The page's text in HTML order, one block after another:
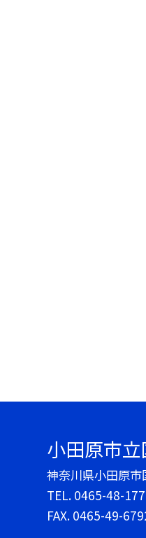
小田原市
神奈川県小田原
TEL. 0465-48-
FAX. 0465-49-